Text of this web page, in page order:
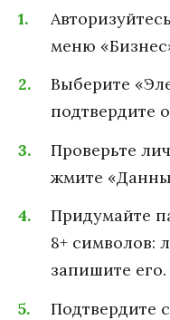
меню
Выберите
подтвердите
Проверьте
жмите
Придумайте
8+ символов:
запишите его.
Подтвердите